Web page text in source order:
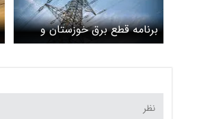
برنامه قطع برق خوزستان و
اهواز سه‌شنبه ۱۱ دی